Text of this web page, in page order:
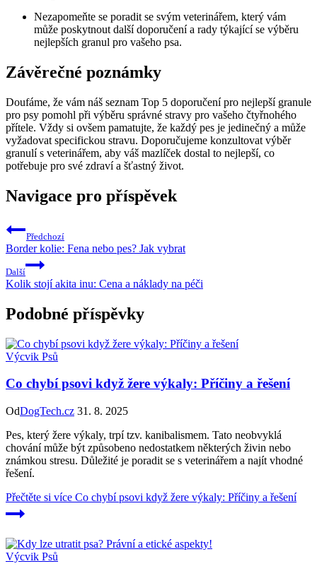
Nezapomeňte se poradit se svým veterinářem, který vám
může poskytnout další doporučení a rady týkající se výběru
nejlepších granul pro vašeho psa.
Závěrečné poznámky
Doufáme, že vám náš seznam Top 5 doporučení pro nejlepší granule
pro psy pomohl při výběru správné stravy pro vašeho čtyřnohého
přítele. Vždy si ovšem pamatujte, že každý pes je jedinečný a může
vyžadovat specifickou stravu. Doporučujeme konzultovat výběr
granulí s veterinářem, aby váš mazlíček dostal to nejlepší, co
potřebuje pro své zdraví a šťastný život.
Navigace pro příspěvek
Předchozí
Border kolie: Fena nebo pes? Jak vybrat
Další
Kolik stojí akita inu: Cena a náklady na péči
Podobné příspěvky
Výcvik Psů
Co chybí psovi když žere výkaly: Příčiny a řešení
OdDogTech.cz 31. 8. 2025
Pes, který žere výkaly, trpí tzv. kanibalismem. Tato neobvyklá
chování může být způsobeno nedostatkem některých živin nebo
známkou stresu. Důležité je poradit se s veterinářem a najít vhodné
řešení.
Přečtěte si více Co chybí psovi když žere výkaly: Příčiny a řešení
Výcvik Psů